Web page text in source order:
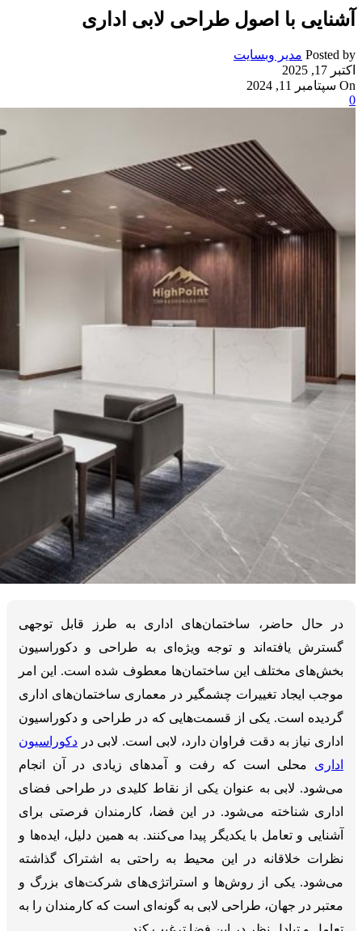
آشنایی با اصول طراحی لابی اداری
Posted by مدیر وبسایت
اکتبر 17, 2025
On سپتامبر 11, 2024
0
در حال حاضر، ساختمان‌های اداری به طرز قابل توجهی
گسترش یافته‌اند و توجه ویژه‌ای به طراحی و دکوراسیون
بخش‌های مختلف این ساختمان‌ها معطوف شده است. این امر
موجب ایجاد تغییرات چشمگیر در معماری ساختمان‌های اداری
گردیده است. یکی از قسمت‌هایی که در طراحی و دکوراسیون
اداری نیاز به دقت فراوان دارد، لابی است. لابی در دکوراسیون
اداری محلی است که رفت و آمدهای زیادی در آن انجام
می‌شود. لابی به عنوان یکی از نقاط کلیدی در طراحی فضای
اداری شناخته می‌شود. در این فضا، کارمندان فرصتی برای
آشنایی و تعامل با یکدیگر پیدا می‌کنند. به همین دلیل، ایده‌ها و
نظرات خلاقانه در این محیط به راحتی به اشتراک گذاشته
می‌شود. یکی از روش‌ها و استراتژی‌های شرکت‌های بزرگ و
معتبر در جهان، طراحی لابی به گونه‌ای است که کارمندان را به